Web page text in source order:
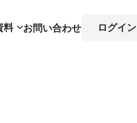
料 お問い合わせ ログイン